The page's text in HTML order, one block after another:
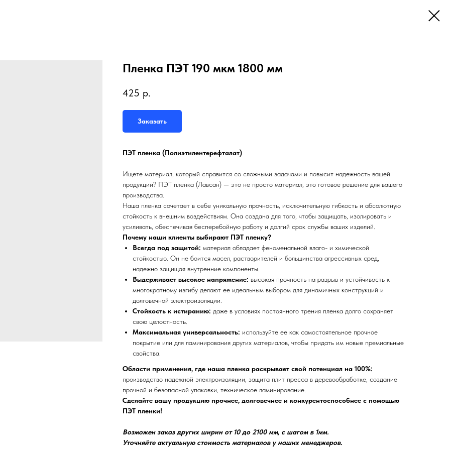
Пленка ПЭТ 190 мкм 1800 мм
425 р.
Заказать
ПЭТ пленка (Полиэтилентерефталат)
Ищете материал, который справится со сложными задачами и повысит надежность вашей
продукции? ПЭТ пленка (Лавсан) — это не просто материал, это готовое решение для вашего
производства.
Наша пленка сочетает в себе уникальную прочность, исключительную гибкость и абсолютную
стойкость к внешним воздействиям. Она создана для того, чтобы защищать, изолировать и
усиливать, обеспечивая бесперебойную работу и долгий срок службы ваших изделий.
Почему наши клиенты выбирают ПЭТ пленку?
Всегда под защитой: материал обладает феноменальной влаго- и химической
стойкостью. Он не боится масел, растворителей и большинства агрессивных сред,
надежно защищая внутренние компоненты.
Выдерживает высокое напряжение: высокая прочность на разрыв и устойчивость к
многократному изгибу делают ее идеальным выбором для динамичных конструкций и
долговечной электроизоляции.
Стойкость к истиранию: даже в условиях постоянного трения пленка долго сохраняет
свою целостность.
Максимальная универсальность: используйте ее как самостоятельное прочное
покрытие или для ламинирования других материалов, чтобы придать им новые премиальные
свойства.
Области применения, где наша пленка раскрывает свой потенциал на 100%:
производство надежной электроизоляции, защита плит пресса в деревообработке, создание
прочной и безопасной упаковки, техническое ламинирование.
Сделайте вашу продукцию прочнее, долговечнее и конкурентоспособнее с помощью
ПЭТ пленки!
Возможен заказ других ширин от 10 до 2100 мм, с шагом в 1мм.
Уточняйте актуальную стоимость материалов у наших менеджеров.